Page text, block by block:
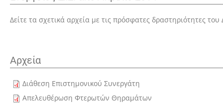
Δείτε τα σχετικά αρχεία με τις πρόσφατες δραστηριότητες
Αρχεία
Διάθεση Επιστημονικού Συνεργάτη
Απελευθέρωση Φτερωτών Θηραμάτων